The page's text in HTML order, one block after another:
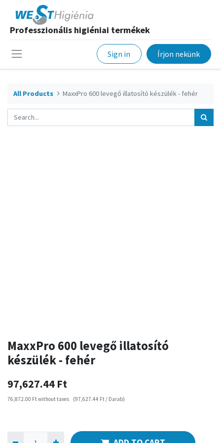
Professzionális higiéniai termékek
Sign in Írjon nekünk
All Products MaxxPro 600 levegő illatosító készülék - fehér
MaxxPro 600 levegő illatosító
készülék - fehér
97,627.44 Ft
76,872.00 Ftwithout taxes (97,627.44 Ft / Darab)